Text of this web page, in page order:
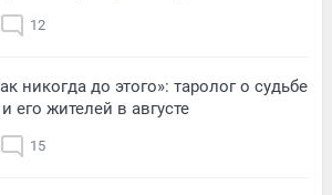
12
никогда до этого»: таролог о судьбе
его жителей в августе
15